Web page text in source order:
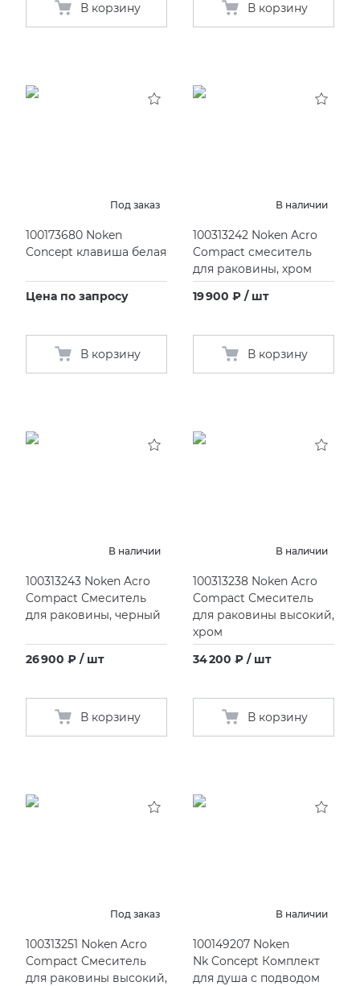
В корзину В корзину
Под заказ
100173680 Noken
Concept клавиша белая
Цена по запросу
В корзину
В наличии
100313242 Noken Acro
Compact смеситель
для раковины, хром
19 900 ₽ / шт
В корзину
В наличии
100313243 Noken Acro
Compact Смеситель
для раковины, черный
26 900 ₽ / шт
В корзину
В наличии
100313238 Noken Acro
Compact Смеситель
для раковины высокий,
хром
34 200 ₽ / шт
В корзину
Под заказ
100313251 Noken Acro
Compact Смеситель
для раковины высокий,
В наличии
100149207 Noken
Nk Concept Комплект
для душа с подводом